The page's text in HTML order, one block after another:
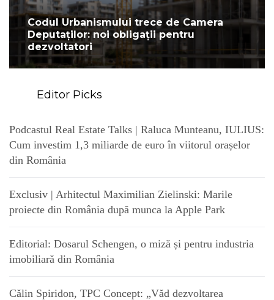
Codul Urbanismului trece de Camera
Deputaților: noi obligații pentru
dezvoltatori
Editor Picks
Podcastul Real Estate Talks | Raluca Munteanu, IULIUS:
Cum investim 1,3 miliarde de euro în viitorul orașelor
din România
Exclusiv | Arhitectul Maximilian Zielinski: Marile
proiecte din România după munca la Apple Park
Editorial: Dosarul Schengen, o miză și pentru industria
imobiliară din România
Călin Spiridon, TPC Concept: „Văd dezvoltarea